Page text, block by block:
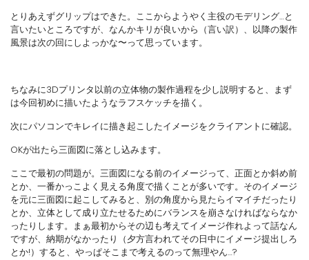
とりあえずグリップはできた。ここからようやく主役のモデリング…と
言いたいところですが、なんかキリが良いから（言い訳）、以降の製作
風景は次の回にしよっかな〜って思っています。
ちなみに3Dプリンタ以前の立体物の製作過程を少し説明すると、まず
は今回初めに描いたようなラフスケッチを描く。
次にパソコンでキレイに描き起こしたイメージをクライアントに確認。
OKが出たら三面図に落とし込みます。
ここで最初の問題が。三面図になる前のイメージって、正面とか斜め前
とか、一番かっこよく見える角度で描くことが多いです。そのイメージ
を元に三面図に起こしてみると、別の角度から見たらイマイチだったり
とか、立体として成り立たせるためにバランスを崩さなければならなか
ったりします。まぁ最初からその辺も考えてイメージ作れよって話なん
ですが、納期がなかったり（夕方言われてその日中にイメージ提出しろ
とか!）すると、やっぱそこまで考えるのって無理やん…?